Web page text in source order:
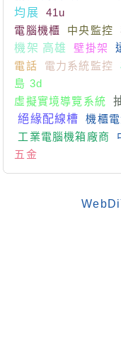
均展
41u
電腦機櫃
中央監控
機架 高雄
壁掛架
電話
電力系統監控
島 3d
虛擬實境導覽系統
絕緣配線槽
機櫃
工業電腦機箱廠商
五金